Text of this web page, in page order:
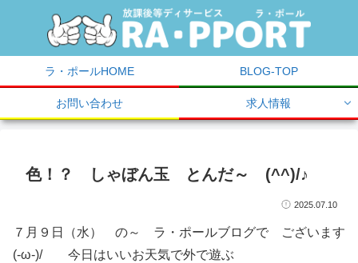
ラ・ポールHOME BLOG-TOP
お問い合わせ 求人情報
色！？ しゃぼん玉 とんだ～ (^^)/♪
2025.07.10
７月９日（水） の～ ラ・ポールブログで ございます
(-ω-)/ 今日はいいお天気で外で遊ぶ